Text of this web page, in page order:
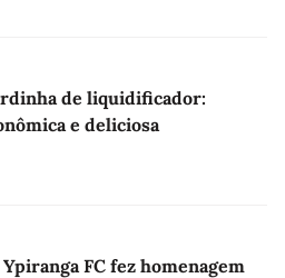
de liquidificador:
e deliciosa
FC fez homenagem